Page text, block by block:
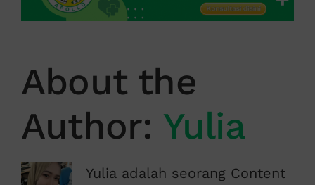
About the
Author: Yulia
Yulia adalah seorang Content